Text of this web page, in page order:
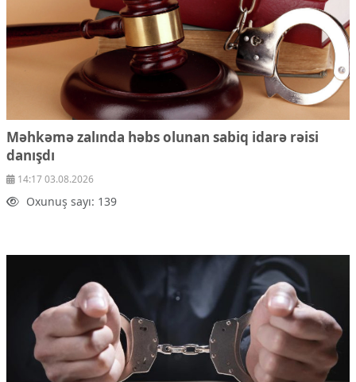
Gənclər və İdman
Media və QHT
Hadisə
Sağlamlıq
Sosium
Mənəvi dəyərlər
Texnologiya
Mətbuat-150
Əlaqə
Missiyamız
Məhkəmə zalında həbs olunan sabiq idarə rəisi
danışdı
14:17 03.08.2026
Oxunuş sayı: 139